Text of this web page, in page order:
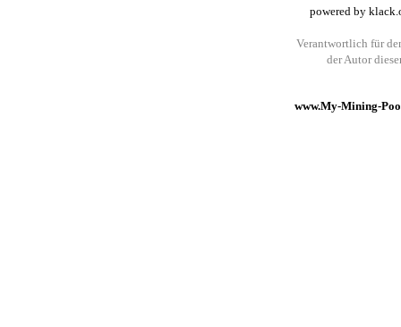
powered by
Verantwortlich für
der Autor
www.My-Mining-